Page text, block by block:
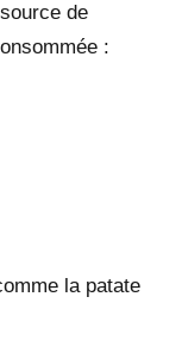
de
:
la patate